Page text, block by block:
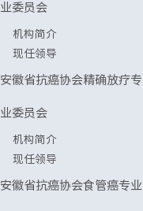
业委员会
机构简介
现任领导
安徽省抗癌协会精确放疗专
业委员会
机构简介
现任领导
安徽省抗癌协会食管癌专业